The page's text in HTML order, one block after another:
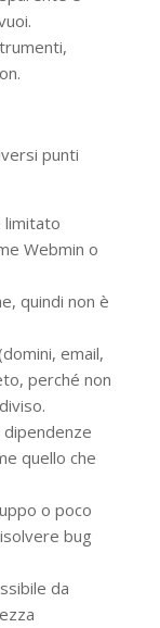
punti
limitato
Webmin o
quindi non è
email,
perché non
quello che
o poco
bug
da